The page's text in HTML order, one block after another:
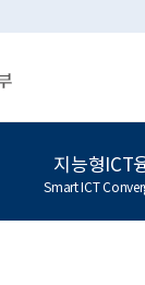
지능형ICT
Smart ICT